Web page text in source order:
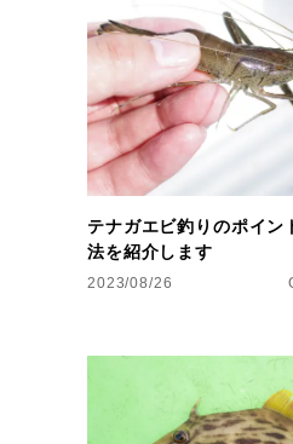
テナガエビ釣りのポイン
法を紹介します
2023/08/26